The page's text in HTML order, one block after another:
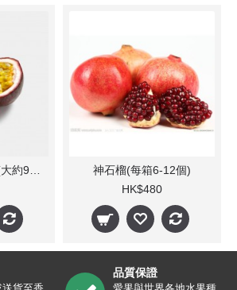
神石榴(每箱6-12個)
HK$480
品質保證